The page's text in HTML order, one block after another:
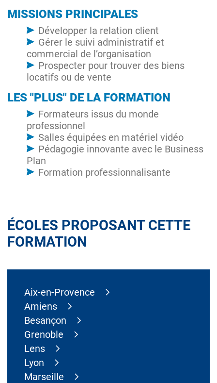
MISSIONS PRINCIPALES
Développer la relation client
Gérer le suivi administratif et
commercial de l’organisation
Prospecter pour trouver des biens
locatifs ou de vente
LES "PLUS" DE LA FORMATION
Formateurs issus du monde
professionnel
Salles équipées en matériel vidéo
Pédagogie innovante avec le Business
Plan
Formation professionnalisante
ÉCOLES PROPOSANT CETTE
FORMATION
Aix-en-Provence
Amiens
Besançon
Grenoble
Lens
Lyon
Marseille